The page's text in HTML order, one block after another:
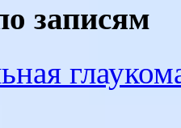
записям